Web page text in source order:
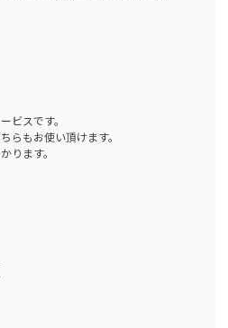
ビスです。
らもお使い頂けます。
ります。